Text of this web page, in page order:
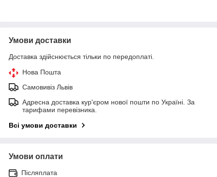
Умови доставки
Доставка здійснюється тільки по передоплаті.
Нова Пошта
Самовивіз Львів
Адресна доставка кур'єром нової пошти по Україні. За
тарифами перевізника.
Всі умови доставки
Умови оплати
Післяплата